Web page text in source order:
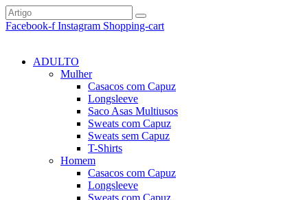
Facebook-f Instagram Shopping-cart
ADULTO
Mulher
Casacos com Capuz
Longsleeve
Saco Asas Multiusos
Sweats com Capuz
Sweats sem Capuz
T-Shirts
Homem
Casacos com Capuz
Longsleeve
Sweats com Capuz